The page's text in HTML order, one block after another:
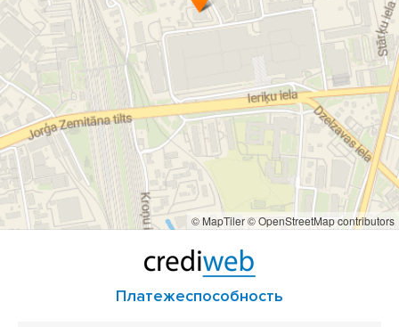
© MapTiler© OpenStreetMap contributors
Платежеспособность